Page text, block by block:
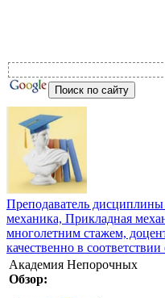
Преподаватель
механика, Прикладная
многолетним стажем,
качественно в
Академия Непорочных
Обзор: